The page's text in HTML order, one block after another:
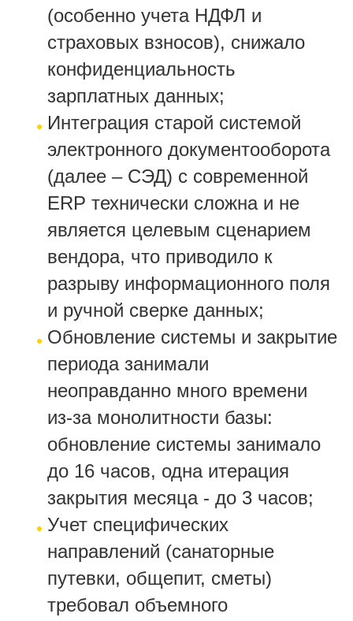
(особенно учета НДФЛ и
страховых взносов), снижало
конфиденциальность
зарплатных данных;
Интеграция старой системой
электронного документооборота
(далее – СЭД) с современной
ERP технически сложна и не
является целевым сценарием
вендора, что приводило к
разрыву информационного поля
и ручной сверке данных;
Обновление системы и закрытие
периода занимали
неоправданно много времени
из-за монолитности базы:
обновление системы занимало
до 16 часов, одна итерация
закрытия месяца - до 3 часов;
Учет специфических
направлений (санаторные
путевки, общепит, сметы)
требовал объемного